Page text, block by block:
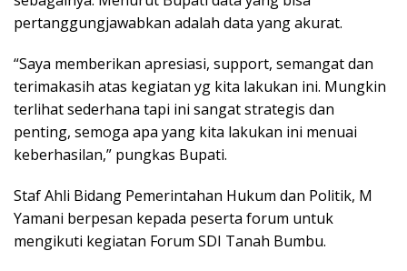
pertanggungjawabkan adalah data yang akurat.
“Saya memberikan apresiasi, support, semangat dan
terimakasih atas kegiatan yg kita lakukan ini. Mungkin
terlihat sederhana tapi ini sangat strategis dan
penting, semoga apa yang kita lakukan ini menuai
keberhasilan,” pungkas Bupati.
Staf Ahli Bidang Pemerintahan Hukum dan Politik, M
Yamani berpesan kepada peserta forum untuk
mengikuti kegiatan Forum SDI Tanah Bumbu.